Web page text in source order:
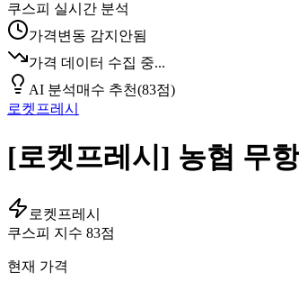
쿠스피 실시간 분석
가격변동 감지안됨
가격 데이터 수집 중...
AI 분석매수 추천(83점)
로켓프레시
[로켓프레시] 농협 무
로켓프레시
쿠스피 지수 83점
현재 가격